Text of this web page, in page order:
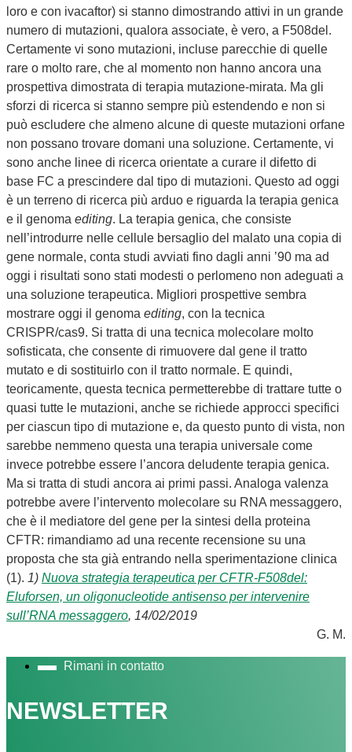
loro e con ivacaftor) si stanno dimostrando attivi in un grande
numero di mutazioni, qualora associate, è vero, a F508del.
Certamente vi sono mutazioni, incluse parecchie di quelle
rare o molto rare, che al momento non hanno ancora una
prospettiva dimostrata di terapia mutazione-mirata. Ma gli
sforzi di ricerca si stanno sempre più estendendo e non si
può escludere che almeno alcune di queste mutazioni orfane
non possano trovare domani una soluzione. Certamente, vi
sono anche linee di ricerca orientate a curare il difetto di
base FC a prescindere dal tipo di mutazioni. Questo ad oggi
è un terreno di ricerca più arduo e riguarda la terapia genica
e il genoma editing. La terapia genica, che consiste
nell’introdurre nelle cellule bersaglio del malato una copia di
gene normale, conta studi avviati fino dagli anni ’90 ma ad
oggi i risultati sono stati modesti o perlomeno non adeguati a
una soluzione terapeutica. Migliori prospettive sembra
mostrare oggi il genoma editing, con la tecnica
CRISPR/cas9. Si tratta di una tecnica molecolare molto
sofisticata, che consente di rimuovere dal gene il tratto
mutato e di sostituirlo con il tratto normale. E quindi,
teoricamente, questa tecnica permetterebbe di trattare tutte o
quasi tutte le mutazioni, anche se richiede approcci specifici
per ciascun tipo di mutazione e, da questo punto di vista, non
sarebbe nemmeno questa una terapia universale come
invece potrebbe essere l’ancora deludente terapia genica.
Ma si tratta di studi ancora ai primi passi. Analoga valenza
potrebbe avere l’intervento molecolare su RNA messaggero,
che è il mediatore del gene per la sintesi della proteina
CFTR: rimandiamo ad una recente recensione su una
proposta che sta già entrando nella sperimentazione clinica
(1). 1) Nuova strategia terapeutica per CFTR-F508del:
Eluforsen, un oligonucleotide antisenso per intervenire
sull’RNA messaggero, 14/02/2019
G. M.
Rimani in contatto
NEWSLETTER